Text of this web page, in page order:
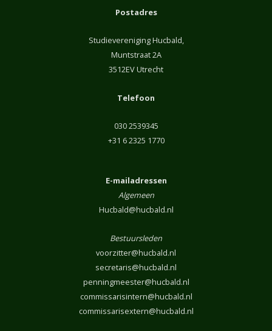
Postadres
Studievereniging Hucbald,
Muntstraat 2A
3512EV Utrecht
Telefoon
030 2539345
+31 6 2325 1770
E-mailadressen
Algemeen
Hucbald@hucbald.nl
Bestuursleden
voorzitter@hucbald.nl
secretaris@hucbald.nl
penningmeester@hucbald.nl
commissarisintern@hucbald.nl
commissarisextern@hucbald.nl